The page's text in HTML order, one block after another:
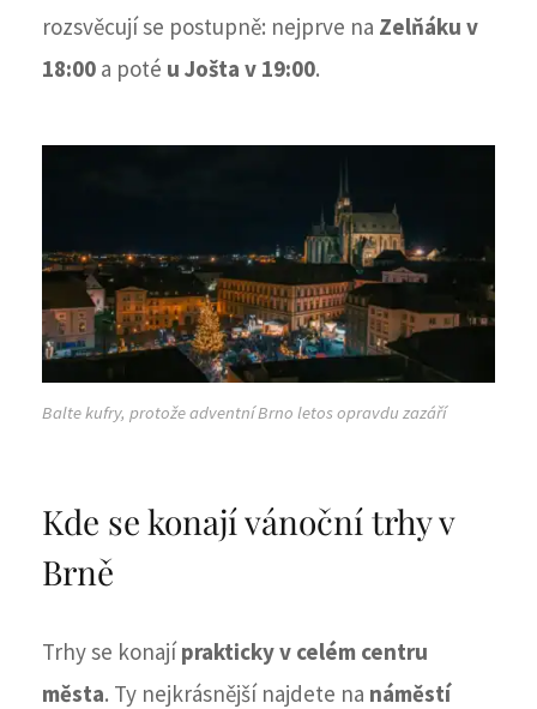
rozsvěcují se postupně: nejprve na Zelňáku v
18:00 a poté u Jošta v 19:00.
Balte kufry, protože adventní Brno letos opravdu zazáří
Kde se konají vánoční trhy v
Brně
Trhy se konajíprakticky v celém centru
města. Ty nejkrásnější najdete na náměstí